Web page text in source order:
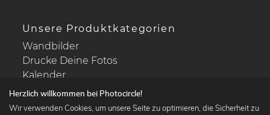
Unsere Produktkategorien
Wandbilder
Drucke Deine Fotos
Kalender
Herzlich willkommen bei Photocircle!
Wir verwenden Cookies, um unsere Seite zu optimieren, die Sicherheit zu